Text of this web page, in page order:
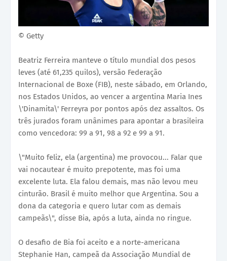
© Getty
Beatriz Ferreira manteve o título mundial dos pesos
leves (até 61,235 quilos), versão Federação
Internacional de Boxe (FIB), neste sábado, em Orlando,
nos Estados Unidos, ao vencer a argentina Maria Ines
\'Dinamita\' Ferreyra por pontos após dez assaltos. Os
três jurados foram unânimes para apontar a brasileira
como vencedora: 99 a 91, 98 a 92 e 99 a 91.
\"Muito feliz, ela (argentina) me provocou... Falar que
vai nocautear é muito prepotente, mas foi uma
excelente luta. Ela falou demais, mas não levou meu
cinturão. Brasil é muito melhor que Argentina. Sou a
dona da categoria e quero lutar com as demais
campeãs\", disse Bia, após a luta, ainda no ringue.
O desafio de Bia foi aceito e a norte-americana
Stephanie Han, campeã da Associação Mundial de